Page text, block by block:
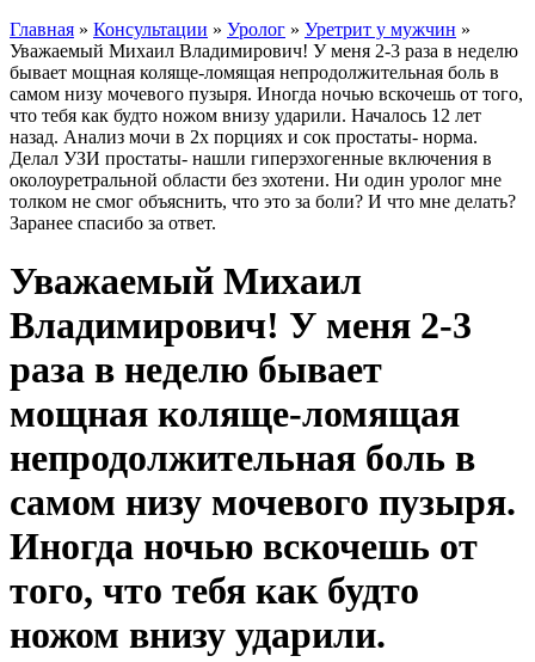
Главная » Консультации » Уролог » Уретрит у мужчин »
Уважаемый Михаил Владимирович! У меня 2-3 раза в неделю
бывает мощная коляще-ломящая непродолжительная боль в
самом низу мочевого пузыря. Иногда ночью вскочешь от того,
что тебя как будто ножом внизу ударили. Началось 12 лет
назад. Анализ мочи в 2х порциях и сок простаты- норма.
Делал УЗИ простаты- нашли гиперэхогенные включения в
околоуретральной области без эхотени. Ни один уролог мне
толком не смог объяснить, что это за боли? И что мне делать?
Заранее спасибо за ответ.
Уважаемый Михаил
Владимирович! У меня 2-3
раза в неделю бывает
мощная коляще-ломящая
непродолжительная боль в
самом низу мочевого пузыря.
Иногда ночью вскочешь от
того, что тебя как будто
ножом внизу ударили.